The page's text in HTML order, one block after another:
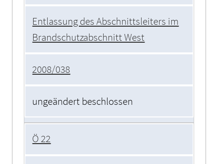
Entlassung des Abschnittsleiters im
Brandschutzabschnitt West
2008/038
ungeändert beschlossen
Ö 22